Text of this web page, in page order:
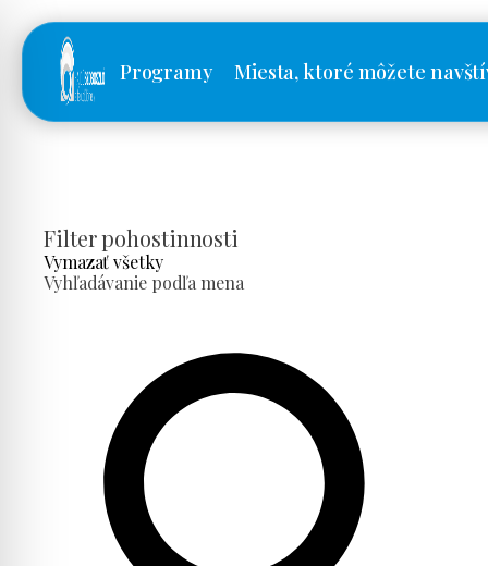
Programy Miesta, ktoré môžete
Filter pohostinnosti
Vymazať všetky
Vyhľadávanie podľa mena